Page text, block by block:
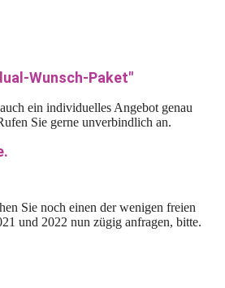
Wunsch-Paket"
ein individuelles Angebot genau
Sie gerne unverbindlich an.
Sie noch einen der wenigen freien
und 2022 nun zügig anfragen, bitte.